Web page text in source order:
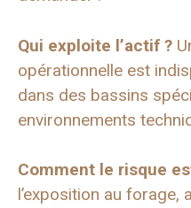
Qui exploite l’actif ?
opérationnelle est
dans des bassins
environnements
Comment le risque
l’exposition au forage,